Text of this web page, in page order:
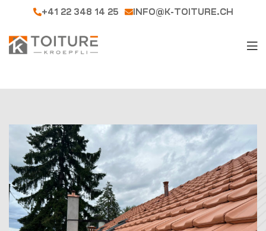
+41 22 348 14 25 INFO@K-TOITURE.CH